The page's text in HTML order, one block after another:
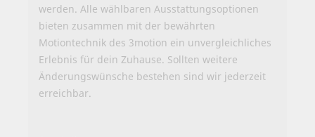
werden. Alle wählbaren Ausstattungsoptionen
bieten zusammen mit der bewährten
Motiontechnik des 3motion ein unvergleichliches
Erlebnis für dein Zuhause. Sollten weitere
Änderungswünsche bestehen sind wir jederzeit
erreichbar.